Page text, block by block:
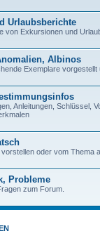
Urlaubsberichte
von Exkursionen und
Albinos
Exemplare vorgestellt
Anleitungen, Schlüssel,
oder vom Thema
Probleme
zum Forum.